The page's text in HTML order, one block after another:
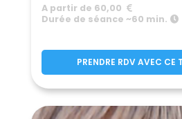
A partir de 60,00
Durée de séance ~60 min.
PRENDRE RDV AVEC CE